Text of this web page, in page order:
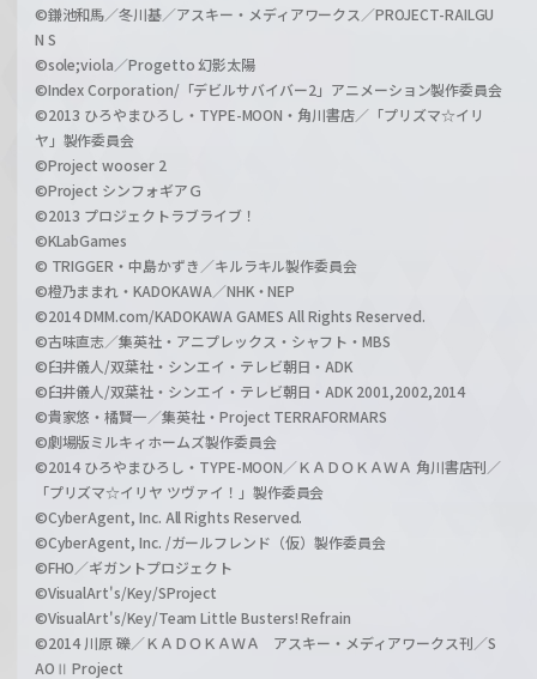
©鎌池和馬／冬川基／アスキー・メディアワークス／PROJECT-RAILGU
N S
©sole;viola／Progetto 幻影太陽
©Index Corporation/「デビルサバイバー2」アニメーション製作委員会
©2013 ひろやまひろし・TYPE-MOON・角川書店／「プリズマ☆イリ
ヤ」製作委員会
©Project wooser 2
©Project シンフォギアＧ
©2013 プロジェクトラブライブ！
©KLabGames
© TRIGGER・中島かずき／キルラキル製作委員会
©橙乃ままれ・KADOKAWA／NHK・NEP
©2014 DMM.com/KADOKAWA GAMES All Rights Reserved.
©古味直志／集英社・アニプレックス・シャフト・MBS
©臼井儀人/双葉社・シンエイ・テレビ朝日・ADK
©臼井儀人/双葉社・シンエイ・テレビ朝日・ADK 2001,2002,2014
©貴家悠・橘賢一／集英社・Project TERRAFORMARS
©劇場版ミルキィホームズ製作委員会
©2014 ひろやまひろし・TYPE-MOON／ＫＡＤＯＫＡＷＡ 角川書店刊／
「プリズマ☆イリヤ ツヴァイ！」製作委員会
©CyberAgent, Inc. All Rights Reserved.
©CyberAgent, Inc. /ガールフレンド（仮）製作委員会
©FHO／ギガントプロジェクト
©VisualArt's/Key/SProject
©VisualArt's/Key/Team Little Busters! Refrain
©2014 川原 礫／ＫＡＤＯＫＡＷＡ アスキー・メディアワークス刊／S
AOⅡ Project